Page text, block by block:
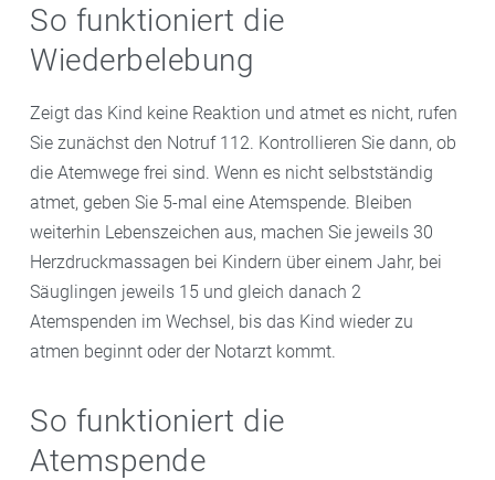
So funktioniert die
Wiederbelebung
Zeigt das Kind keine Reaktion und atmet es nicht, rufen
Sie zunächst den Notruf 112. Kontrollieren Sie dann, ob
die Atemwege frei sind. Wenn es nicht selbstständig
atmet, geben Sie 5-mal eine Atemspende. Bleiben
weiterhin Lebenszeichen aus, machen Sie jeweils 30
Herzdruckmassagen bei Kindern über einem Jahr, bei
Säuglingen jeweils 15 und gleich danach 2
Atemspenden im Wechsel, bis das Kind wieder zu
atmen beginnt oder der Notarzt kommt.
So funktioniert die
Atemspende